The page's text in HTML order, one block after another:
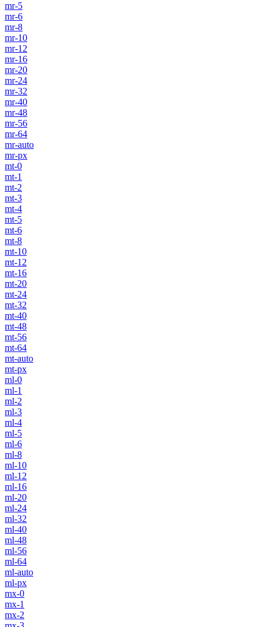
mr-5
mr-6
mr-8
mr-10
mr-12
mr-16
mr-20
mr-24
mr-32
mr-40
mr-48
mr-56
mr-64
mr-auto
mr-px
mt-0
mt-1
mt-2
mt-3
mt-4
mt-5
mt-6
mt-8
mt-10
mt-12
mt-16
mt-20
mt-24
mt-32
mt-40
mt-48
mt-56
mt-64
mt-auto
mt-px
ml-0
ml-1
ml-2
ml-3
ml-4
ml-5
ml-6
ml-8
ml-10
ml-12
ml-16
ml-20
ml-24
ml-32
ml-40
ml-48
ml-56
ml-64
ml-auto
ml-px
mx-0
mx-1
mx-2